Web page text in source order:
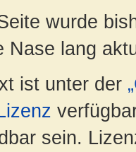
wurde
Nase lang
ist unter der
sein.